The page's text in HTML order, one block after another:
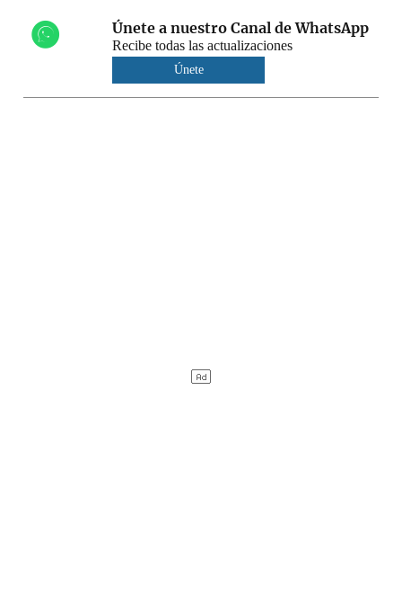
Únete a nuestro Canal de WhatsApp
Recibe todas las actualizaciones
Únete